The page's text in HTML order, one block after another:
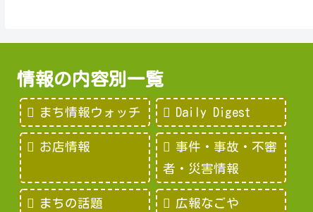
情報の内容別一覧
まち情報ウォッチ Daily Digest
お店情報
事件・事故・不審
者・災害情報
まちの話題 広報なごや